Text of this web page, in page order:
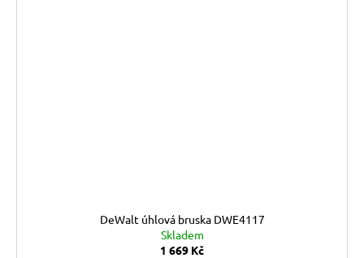
DeWalt úhlová bruska DWE4117
Skladem
1 669 Kč